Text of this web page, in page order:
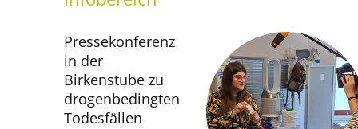
Presse­konferenz
in der
Birkenstube zu
drogenbedingten
Todesfällen